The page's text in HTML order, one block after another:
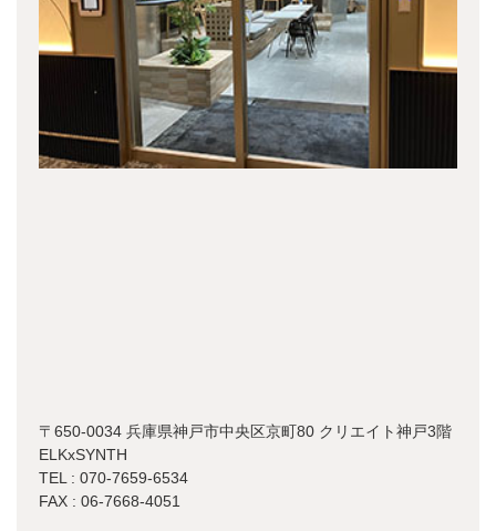
〒650-0034 兵庫県神戸市中央区京町80 クリエイト神戸3階
ELKxSYNTH
TEL : 070-7659-6534
FAX : 06-7668-4051